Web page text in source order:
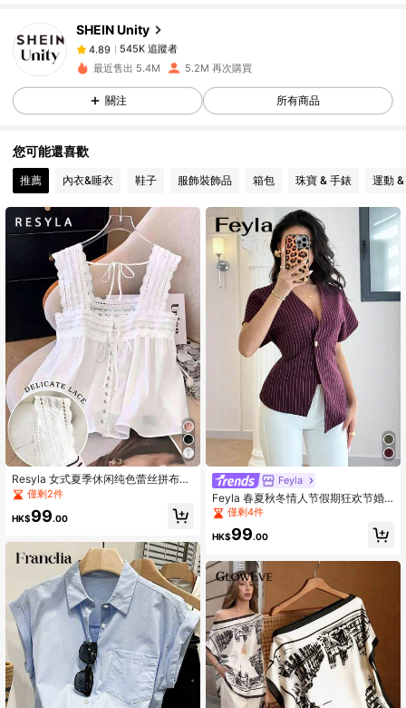
SHEIN Unity
4.89 545K 追蹤者
4.89 545K 追蹤者
4.89 545K 追蹤者
4.89 545K 追蹤者
4.89 545K 追蹤者
4.89 545K 追蹤者
4.89 545K 追蹤者
最近售出 5.4M 5.2M 再次購買
關注 所有商品
您可能還喜歡
推薦 內衣&睡衣 鞋子 服飾裝飾品 箱包 珠寶 & 手錶 運動
Resyla 女式夏季休闲纯色蕾丝拼布无
袖衬衫僅剩2件
HK$99.00
Feyla
Feyla 春夏秋冬情人节假期狂欢节婚
礼嘉年华服装海滩优雅派对婚礼宾客
夏季春季情人节女士条纹上衣
僅剩4件
HK$99.00